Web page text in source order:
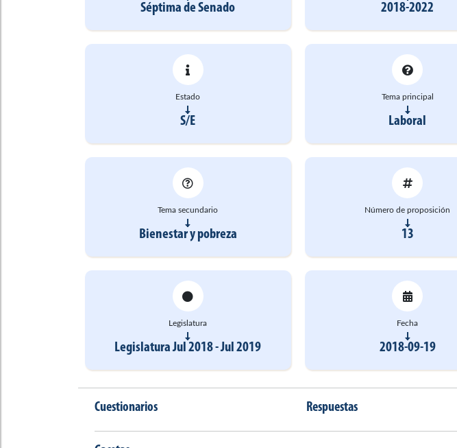
Séptima de Senado 2018-2022
Estado
S/E
Tema principal
Laboral
Tema secundario
Bienestar y pobreza
Número de proposición
13
Legislatura
Legislatura Jul 2018 - Jul 2019
Fecha
2018-09-19
Cuestionarios Respuestas